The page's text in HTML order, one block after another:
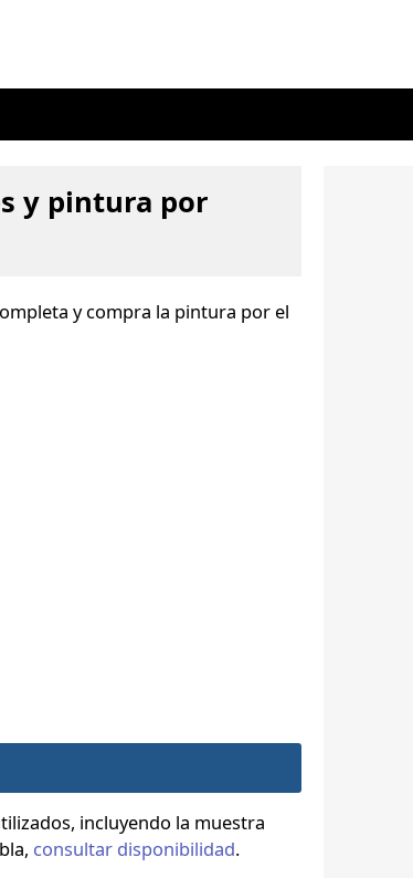
y pintura por
y compra la pintura por el
incluyendo la muestra
consultar disponibilidad.